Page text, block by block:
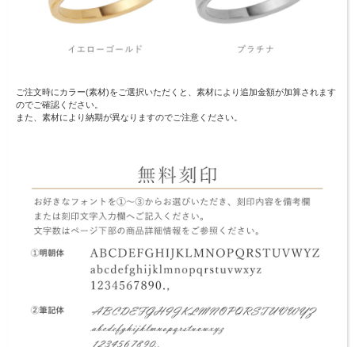
ご注文時にカラー(素材)をご選択いただくと、素材により追加金額が加算されます
のでご確認ください。
また、素材により納期が異なりますのでご注意ください。